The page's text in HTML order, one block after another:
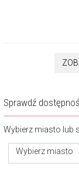
Sprawdź
Wybierz miasto lub
Wybierz miasto